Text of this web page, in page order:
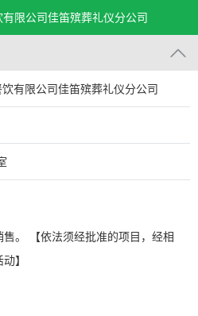
有限公司佳笛殡葬礼仪分公司
有限公司佳笛殡葬礼仪分公司
。 【依法须经批准的项目，经相
】